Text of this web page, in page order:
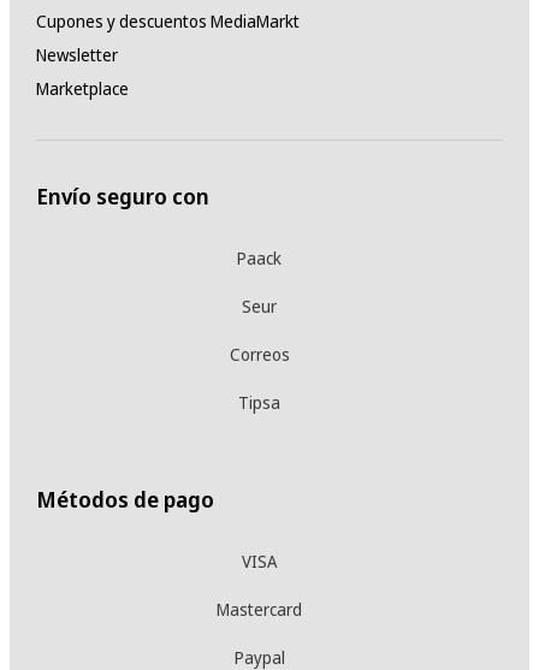
Cupones y descuentos MediaMarkt
Newsletter
Marketplace
Envío seguro con
Paack
Seur
Correos
Tipsa
Métodos de pago
VISA
Mastercard
Paypal